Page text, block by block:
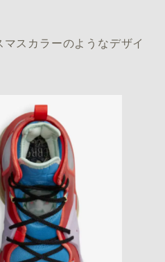
スカラーのようなデザイ